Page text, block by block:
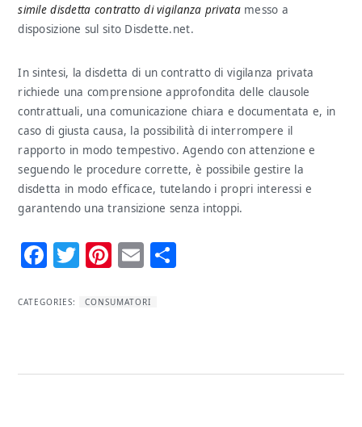
simile disdetta contratto di vigilanza privatamesso a
disposizione sul sito Disdette.net.
In sintesi, la disdetta di un contratto di vigilanza privata
richiede una comprensione approfondita delle clausole
contrattuali, una comunicazione chiara e documentata e, in
caso di giusta causa, la possibilità di interrompere il
rapporto in modo tempestivo. Agendo con attenzione e
seguendo le procedure corrette, è possibile gestire la
disdetta in modo efficace, tutelando i propri interessi e
garantendo una transizione senza intoppi.
Facebook
Twitter
Pinterest
Email
CATEGORIES: CONSUMATORI